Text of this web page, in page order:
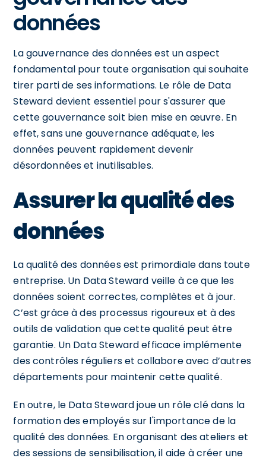
données
La gouvernance des données est un aspect
fondamental pour toute organisation qui souhaite
tirer parti de ses informations. Le rôle de Data
Steward devient essentiel pour s'assurer que
cette gouvernance soit bien mise en œuvre. En
effet, sans une gouvernance adéquate, les
données peuvent rapidement devenir
désordonnées et inutilisables.
Assurer la qualité des
données
La qualité des données est primordiale dans toute
entreprise. Un Data Steward veille à ce que les
données soient correctes, complètes et à jour.
C’est grâce à des processus rigoureux et à des
outils de validation que cette qualité peut être
garantie. Un Data Steward efficace implémente
des contrôles réguliers et collabore avec d’autres
départements pour maintenir cette qualité.
En outre, le Data Steward joue un rôle clé dans la
formation des employés sur l'importance de la
qualité des données. En organisant des ateliers et
des sessions de sensibilisation, il aide à créer une